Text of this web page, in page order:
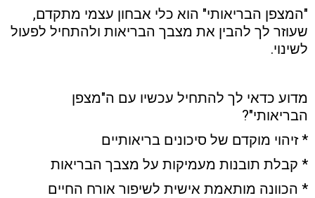
"המצפן הבריאותי" הוא כלי אבחון עצמי מתקדם,
שעוזר לך להבין את מצבך הבריאות ולהתחיל לפעול
לשינוי.
מדוע כדאי לך להתחיל עכשיו עם ה"מצפן
הבריאותי"?
* זיהוי מוקדם של סיכונים בריאותיים
* קבלת תובנות מעמיקות על מצבך הבריאות
* הכוונה מותאמת אישית לשיפור אורח החיים